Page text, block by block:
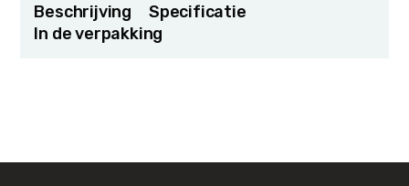
Beschrijving
Specificatie
In de verpakking